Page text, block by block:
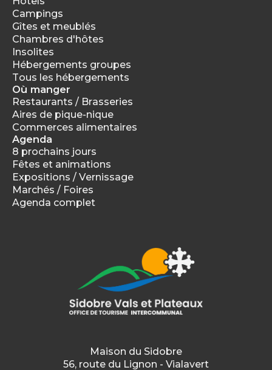
Campings
Gîtes et meublés
Chambres d'hôtes
Insolites
Hébergements groupes
Tous les hébergements
Où manger
Restaurants / Brasseries
Aires de pique-nique
Commerces alimentaires
Agenda
8 prochains jours
Fêtes et animations
Expositions / Vernissage
Marchés / Foires
Agenda complet
Maison du Sidobre
56, route du Lignon - Vialavert